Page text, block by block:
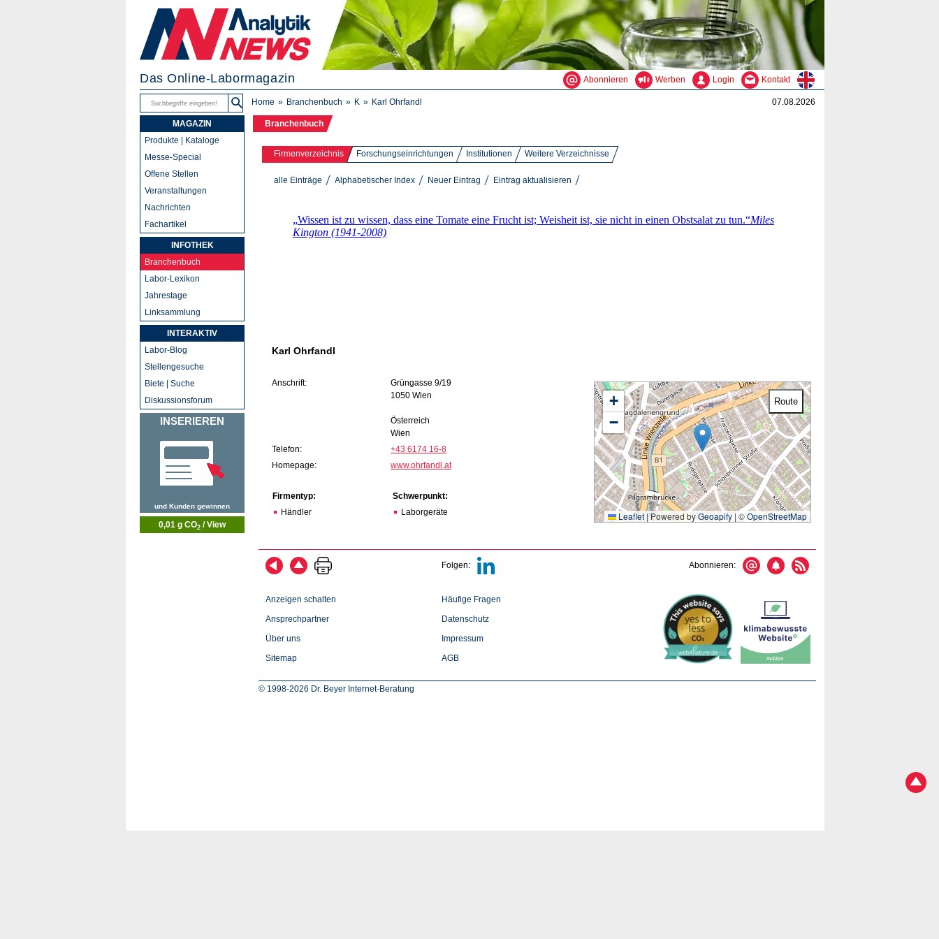
Das Online-Labormagazin Abonnieren Werben Login Kontakt
Home Branchenbuch K Karl Ohrfandl 07.08.2026
Branchenbuch
Firmenverzeichnis Forschungseinrichtungen Institutionen Weitere Verzeichnisse
alle Einträge Alphabetischer Index Neuer Eintrag Eintrag aktualisieren
Karl Ohrfandl
+
−
Route
Leaflet | Powered byGeoapify | ©OpenStreetMap
Anschrift:
Grüngasse 9/19
1050 Wien
Österreich
Wien
Telefon:
+43 6174 16-8
Homepage:
www.ohrfandl.at
Firmentyp:
Händler
Schwerpunkt:
Laborgeräte
Folgen: Abonnieren:
Anzeigen schalten
Ansprechpartner
Über uns
Sitemap
Häufige Fragen
Datenschutz
Impressum
AGB
© 1998-2026 Dr. Beyer Internet-Beratung
MAGAZIN
Produkte | Kataloge
Messe-Special
Offene Stellen
Veranstaltungen
Nachrichten
Fachartikel
INFOTHEK
Branchenbuch
Labor-Lexikon
Jahrestage
Linksammlung
INTERAKTIV
Labor-Blog
Stellengesuche
Biete | Suche
Diskussionsforum
INSERIEREN
und Kunden gewinnen
0,01 g CO2 / View